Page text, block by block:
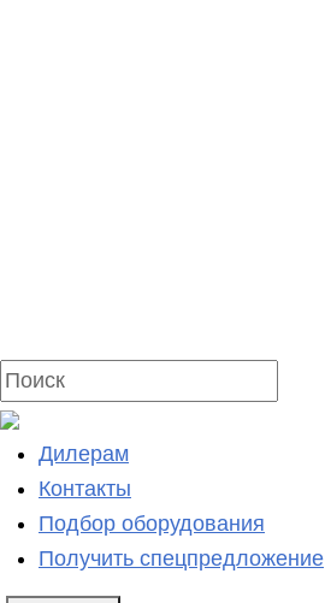
Дилерам
Контакты
Подбор оборудования
Получить спецпредложение